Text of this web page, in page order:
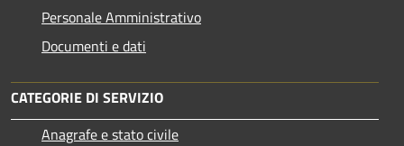
Personale Amministrativo
Documenti e dati
CATEGORIE DI SERVIZIO
Anagrafe e stato civile